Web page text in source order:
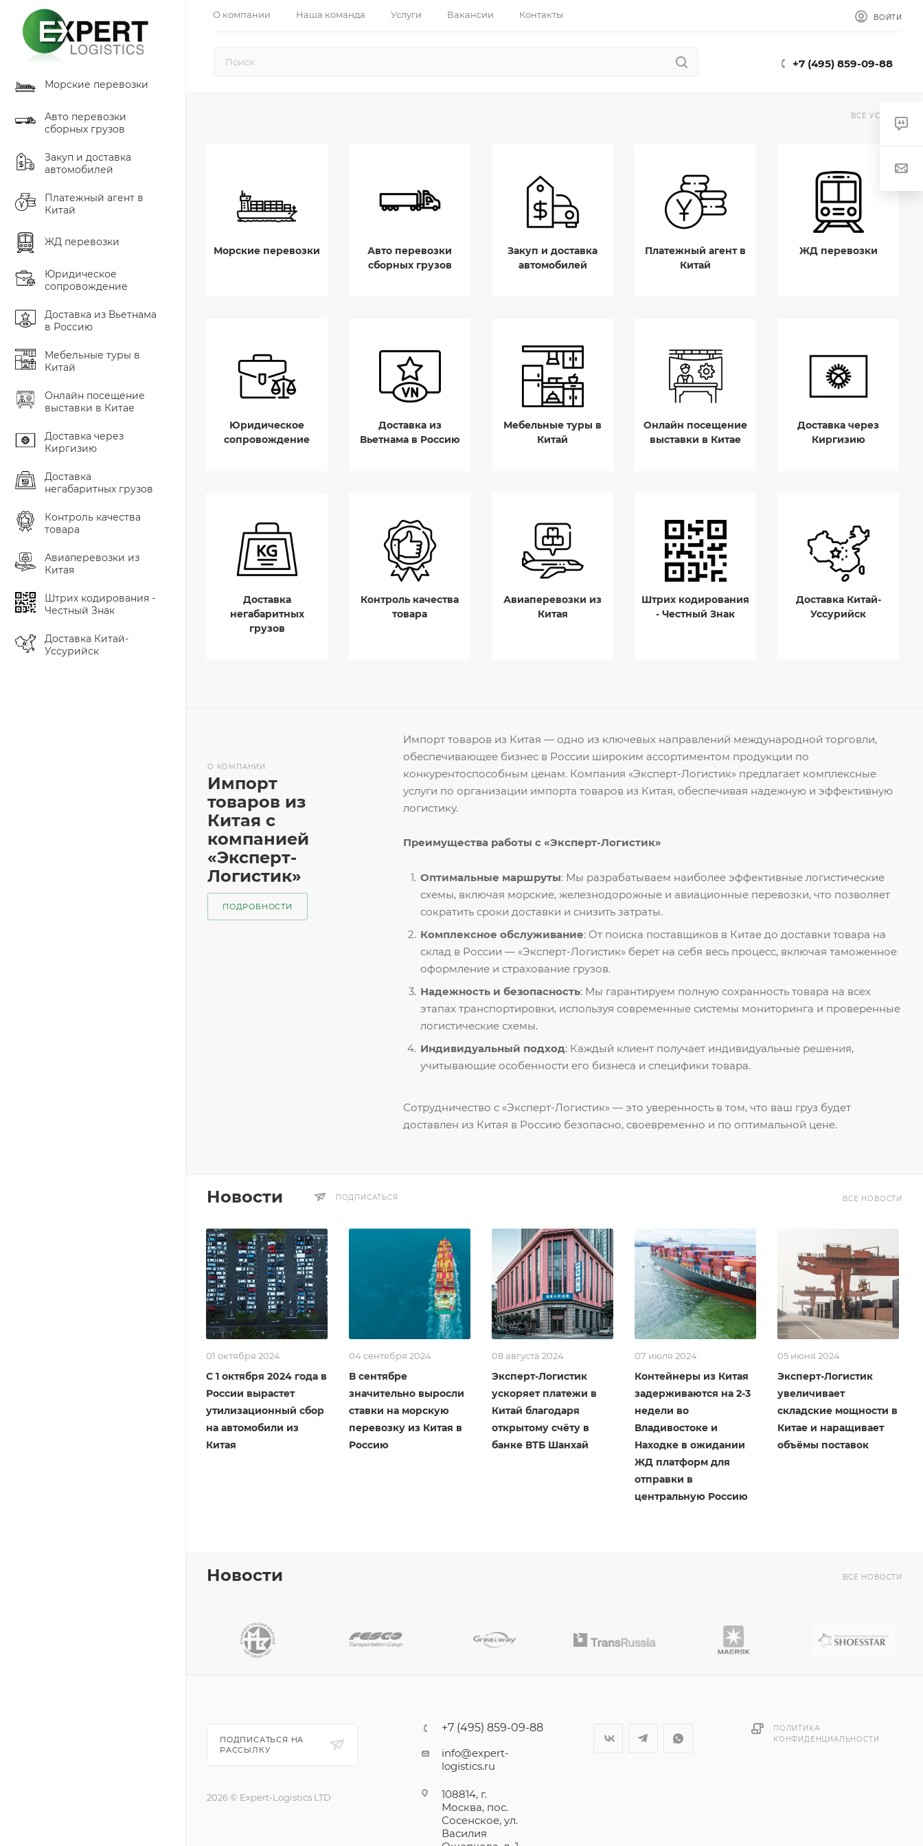
О компании Наша команда Услуги Вакансии Контакты ВОЙТИ
+7 (495) 859-09-88
Морские перевозки
Авто перевозки
сборных грузов
Закуп и доставка
автомобилей
Платежный агент в
Китай
ЖД перевозки
Юридическое
сопровождение
Доставка из Вьетнама
в Россию
Мебельные туры в
Китай
Онлайн посещение
выставки в Китае
Доставка через
Киргизию
Доставка
негабаритных грузов
Контроль качества
товара
Авиаперевозки из
Китая
Штрих кодирования -
Честный Знак
Доставка Китай-
Уссурийск
ВСЕ УСЛУГИ
Морские перевозки
Авто перевозки
сборных грузов
Закуп и доставка
автомобилей
Платежный агент в
Китай
ЖД перевозки
Юридическое
сопровождение
Доставка из
Вьетнама в Россию
Мебельные туры в
Китай
Онлайн посещение
выставки в Китае
Доставка через
Киргизию
Доставка
негабаритных
грузов
Контроль качества
товара
Авиаперевозки из
Китая
Штрих кодирования
- Честный Знак
Доставка Китай-
Уссурийск
Импорт товаров из Китая — одно из ключевых направлений международной торговли,
обеспечивающее бизнес в России широким ассортиментом продукции по
конкурентоспособным ценам. Компания «Эксперт-Логистик» предлагает комплексные
услуги по организации импорта товаров из Китая, обеспечивая надежную и эффективную
логистику.
Преимущества работы с «Эксперт-Логистик»
Оптимальные маршруты: Мы разрабатываем наиболее эффективные логистические
схемы, включая морские, железнодорожные и авиационные перевозки, что позволяет
сократить сроки доставки и снизить затраты.
Комплексное обслуживание: От поиска поставщиков в Китае до доставки товара на
склад в России — «Эксперт-Логистик» берет на себя весь процесс, включая таможенное
оформление и страхование грузов.
Надежность и безопасность: Мы гарантируем полную сохранность товара на всех
этапах транспортировки, используя современные системы мониторинга и проверенные
логистические схемы.
Индивидуальный подход: Каждый клиент получает индивидуальные решения,
учитывающие особенности его бизнеса и специфики товара.
Сотрудничество с «Эксперт-Логистик» — это уверенность в том, что ваш груз будет
доставлен из Китая в Россию безопасно, своевременно и по оптимальной цене.
О КОМПАНИИ
Импорт
товаров из
Китая с
компанией
«Эксперт-
Логистик»
ПОДРОБНОСТИ
Новости ПОДПИСАТЬСЯ ВСЕ НОВОСТИ
01 октября 2024
С 1 октября 2024 года в
России вырастет
утилизационный сбор
на автомобили из
Китая
04 сентября 2024
В сентябре
значительно выросли
ставки на морскую
перевозку из Китая в
Россию
08 августа 2024
Эксперт-Логистик
ускоряет платежи в
Китай благодаря
открытому счёту в
банке ВТБ Шанхай
07 июля 2024
Контейнеры из Китая
задерживаются на 2-3
недели во
Владивостоке и
Находке в ожидании
ЖД платформ для
отправки в
центральную Россию
05 июня 2024
Эксперт-Логистик
увеличивает
складские мощности в
Китае и наращивает
объёмы поставок
Новости ВСЕ НОВОСТИ
ПОДПИСАТЬСЯ НА
РАССЫЛКУ
2026 © Expert-Logistics LTD
+7 (495) 859-09-88
info@expert-
logistics.ru
108814, г.
Москва, пос.
Сосенское, ул.
Василия
ПОЛИТИКА
КОНФИДЕНЦИАЛЬНОСТИ